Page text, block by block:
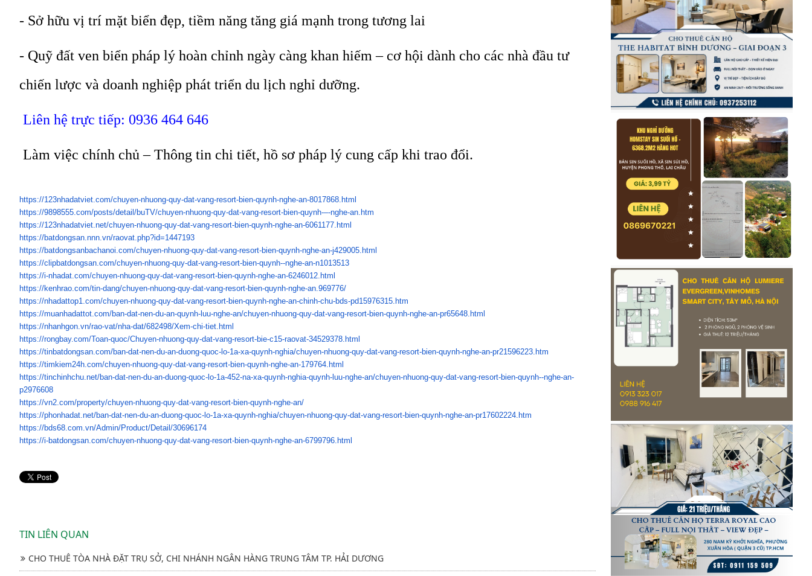
- Sở hữu vị trí mặt biển đẹp, tiềm năng tăng giá mạnh trong tương lai
- Quỹ đất ven biển pháp lý hoàn chỉnh ngày càng khan hiếm – cơ hội dành cho các nhà đầu tư
chiến lược và doanh nghiệp phát triển du lịch nghỉ dưỡng.
Liên hệ trực tiếp: 0936 464 646
Làm việc chính chủ – Thông tin chi tiết, hồ sơ pháp lý cung cấp khi trao đổi.
https://123nhadatviet.com/chuyen-nhuong-quy-dat-vang-resort-bien-quynh-nghe-an-8017868.html
https://9898555.com/posts/detail/buTV/chuyen-nhuong-quy-dat-vang-resort-bien-quynh-–-nghe-an.htm
https://123nhadatviet.net/chuyen-nhuong-quy-dat-vang-resort-bien-quynh-nghe-an-6061177.html
https://batdongsan.nnn.vn/raovat.php?id=1447193
https://batdongsanbachanoi. com/chuyen-nhuong-quy-dat-vang-resort-bien-quynh-nghe-an-j429005.html
https://clipbatdongsan.com/chuyen-nhuong-quy-dat-vang-resort-bien-quynh--nghe-an-n1013513
https://i-nhadat.com/chuyen-nhuong-quy-dat-vang-resort-bien-quynh-nghe-an-6246012. html
https://kenhrao.com/tin-dang/chuyen-nhuong-quy-dat-vang-resort-bien-quynh-nghe-an. 969776/
https://nhadattop1.com/chuyen-nhuong-quy-dat-vang-resort-bien-quynh-nghe-an-chinh-chu-bds-pd15976315.htm
https://muanhadattot.com/ban-dat-nen-du-an-quynh-luu-nghe-an/chuyen-nhuong-quy-dat-vang-resort-bien-quynh-nghe-an-pr65648.html
https://nhanhgon.vn/rao-vat/nha-dat/682498/Xem-chi-tiet. html
https://rongbay.com/Toan-quoc/Chuyen-nhuong-quy-dat-vang-resort-bie-c15-raovat-34529378.html
https://tinbatdongsan.com/ban-dat-nen-du-an-duong-quoc-lo-1a-xa-quynh-nghia/chuyen-nhuong-quy-dat-vang-resort-bien-quynh-nghe-an-pr21596223. htm
https://timkiem24h.com/chuyen-nhuong-quy-dat-vang-resort-bien-quynh-nghe-an-179764.html
https://tinchinhchu.net/ban-dat-nen-du-an-duong-quoc-lo-1a-452-na-xa-quynh-nghia-quynh-luu-nghe-an/chuyen-nhuong-quy-dat-vang-resort-bien-quynh--nghe-an-
p2976608
https://vn2.com/property/chuyen-nhuong-quy-dat-vang-resort-bien-quynh-nghe-an/
https://phonhadat.net/ban-dat-nen-du-an-duong-quoc-lo-1a-xa-quynh-nghia/chuyen-nhuong-quy-dat-vang-resort-bien-quynh-nghe-an-pr17602224.htm
https://bds68.com.vn/Admin/Product/Detail/30696174
https://i-batdongsan.com/chuyen-nhuong-quy-dat-vang-resort-bien-quynh-nghe-an-6799796.html
TIN LIÊN QUAN
CHO THUÊ TÒA NHÀ ĐẶT TRỤ SỞ, CHI NHÁNH NGÂN HÀNG TRUNG TÂM TP. HẢI DƯƠNG